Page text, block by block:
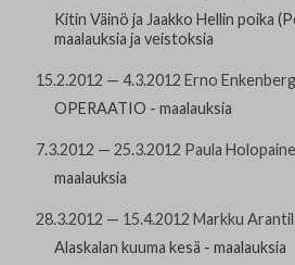
Yhteystiedot
Jäsensivu
Kitin Väinö ja Jaakko Hellin poika
maalauksia ja veistoksia
15.2.2012 — 4.3.2012 Erno Enkenberg
OPERAATIO - maalauksia
7.3.2012 — 25.3.2012 Paula
maalauksia
28.3.2012 — 15.4.2012 Markku
Alaskalan kuuma kesä - maalauksia